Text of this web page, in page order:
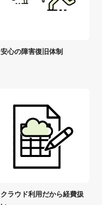
安心の障害復旧体制
クラウド利用だから経費扱